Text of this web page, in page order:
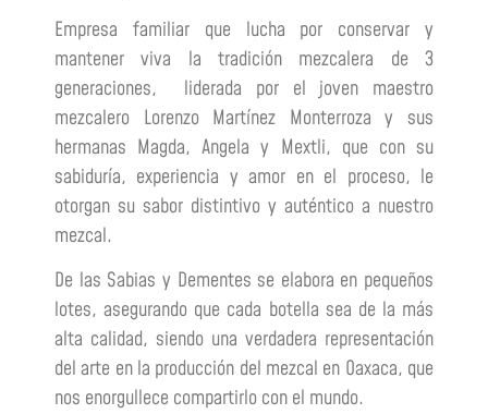
Empresa familiar que lucha por conservar y
mantener viva la tradición mezcalera de 3
generaciones, liderada por el joven maestro
mezcalero Lorenzo Martínez Monterroza y sus
hermanas Magda, Angela y Mextli, que con su
sabiduría, experiencia y amor en el proceso, le
otorgan su sabor distintivo y auténtico a nuestro
mezcal.
De las Sabias y Dementes se elabora en pequeños
lotes, asegurando que cada botella sea de la más
alta calidad, siendo una verdadera representación
del arte en la producción del mezcal en Oaxaca, que
nos enorgullece compartirlo con el mundo.